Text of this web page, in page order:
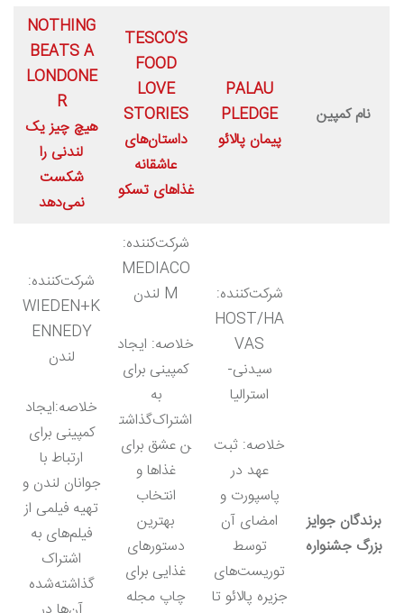
نام کمپین
PALAU
PLEDGE
پیمان پالائو
TESCO’S
FOOD
LOVE
STORIES
داستان‌های
عاشقانه
غذاهای تسکو
NOTHING
BEATS A
LONDONE
R
هیچ چیز یک
لندنی را
شکست
نمی‌دهد
برندگان جوایز
بزرگ جشنواره
شرکت‌کننده:
HOST/HA
VAS
سیدنی-
استرالیا
خلاصه: ثبت
عهد در
پاسپورت و
امضای آن
توسط
توریست‌های
جزیره پالائو تا
شرکت‌کننده:
MEDIACO
M لندن
خلاصه: ایجاد
کمپینی برای
به
اشتراک‌گذاشت
ن عشق برای
غذاها و
انتخاب
بهترین
دستورهای
غذایی برای
چاپ مجله
شرکت‌کننده:
WIEDEN+K
ENNEDY
لندن
خلاصه:ایجاد
کمپینی برای
ارتباط با
جوانان لندن و
تهیه فیلمی از
فیلم‌های به
اشتراک
گذاشته‌شده